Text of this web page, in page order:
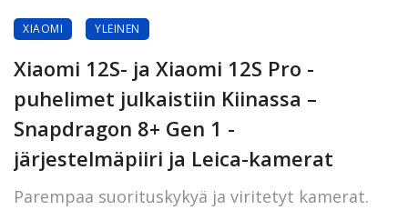
XIAOMI YLEINEN
Xiaomi 12S- ja Xiaomi 12S Pro -
puhelimet julkaistiin Kiinassa –
Snapdragon 8+ Gen 1 -
järjestelmäpiiri ja Leica-kamerat
Parempaa suorituskykyä ja viritetyt kamerat.